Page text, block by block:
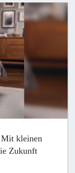
Mit kleinen
Zukunft